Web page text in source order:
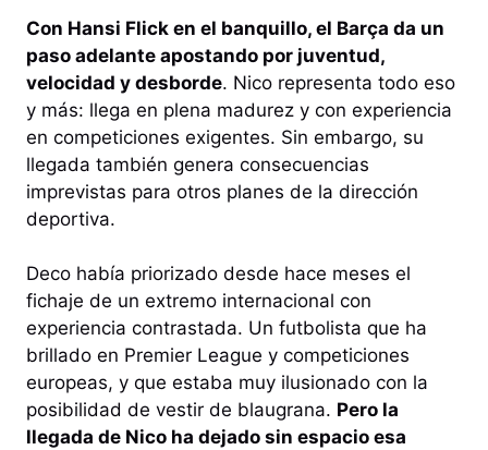
Con Hansi Flick en el banquillo, el Barça da un
paso adelante apostando por juventud,
velocidad y desborde. Nico representa todo eso
y más: llega en plena madurez y con experiencia
en competiciones exigentes. Sin embargo, su
llegada también genera consecuencias
imprevistas para otros planes de la dirección
deportiva.
Deco había priorizado desde hace meses el
fichaje de un extremo internacional con
experiencia contrastada. Un futbolista que ha
brillado en Premier League y competiciones
europeas, y que estaba muy ilusionado con la
posibilidad de vestir de blaugrana. Pero la
llegada de Nico ha dejado sin espacio esa